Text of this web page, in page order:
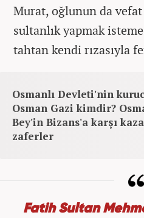
Murat, oğlunun da
sultanlık yapmak
tahtan kendi rızasıyla
Osmanlı Devleti'nin
Osman Gazi kimdir?
Bey'in Bizans'a karşı
zaferler
Fatih Sultan